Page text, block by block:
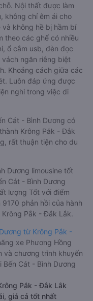
Nội thất được làm
không chỉ êm ái cho
và không hề bị hầm bí
theo các ghế có nhiều
ổ cắm usb, đèn đọc
ngăn riêng biệt
Khoảng cách giữa các
Luôn đáp ứng được
nghi trong việc di
Cát - Bình Dương có
Krông Pắk - Đắk
rất thuận tiện cho du
Dương limousine tốt
Cát - Bình Dương
lượng Tốt với điểm
phản hồi của hành
Pắk - Đắk Lắk.
từ Krông Pắk -
xe Phương Hồng
và chương trình khuyến
Cát - Bình Dương
Pắk - Đắk Lắk
giá cả tốt nhất